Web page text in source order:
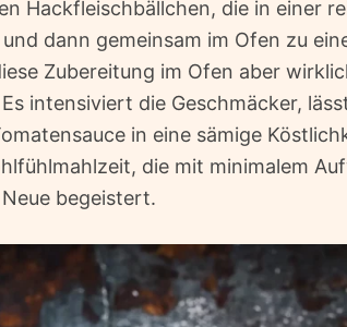
Hackfleischbällchen, die in einer
dann gemeinsam im Ofen zu
Zubereitung im Ofen aber
intensiviert die Geschmäcker,
in eine sämige
die mit minimalem
begeistert.